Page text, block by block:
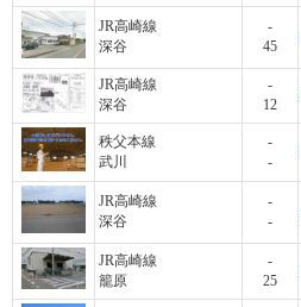
JR高崎線
深谷
-
45
JR高崎線
深谷
-
12
秩父本線
武川
-
-
JR高崎線
深谷
-
-
JR高崎線
籠原
-
25